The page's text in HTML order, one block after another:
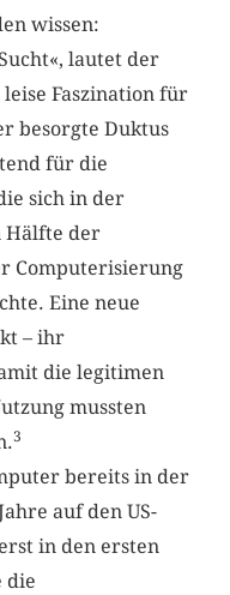
wissen:
lautet der
Faszination für
besorgte Duktus
für die
sich in der
Hälfte der
Computerisierung
Eine neue
– ihr
die legitimen
mussten
3
bereits in der
auf den US-
in den ersten
die